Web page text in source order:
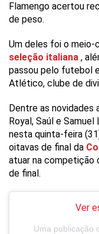
Flamengo acertou
de peso.
Um deles foi o meio-
seleção italiana ,
passou pelo futebol
Atlético, clube de
Dentre as novidades
Royal, Saúl e
nesta quinta-feira
oitavas de final da
atuar na competição
de final.
Ver
Uma publicação